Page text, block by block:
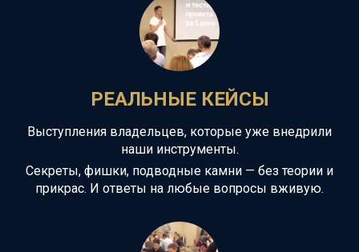
РЕАЛЬНЫЕ КЕЙСЫ
Выступления владельцев, которые уже внедрили
наши инструменты.
Секреты, фишки, подводные камни — без теории и
прикрас. И ответы на любые вопросы вживую.